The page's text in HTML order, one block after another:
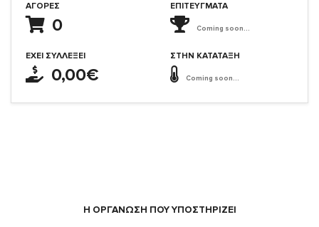
ΑΓΟΡΈΣ
0
ΈΧΕΙ ΣΥΛΛΈΞΕΙ
0,00€
ΕΠΙΤΕΎΓΜΑΤΑ
Coming soon...
ΣΤΗΝ ΚΑΤΆΤΑΞΗ
Coming soon...
Η ΟΡΓΆΝΩΣΗ ΠΟΥ ΥΠΟΣΤΗΡΙΖΕΙ